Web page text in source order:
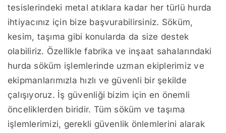
tesislerindeki metal atıklara kadar her türlü hurda
ihtiyacınız için bize başvurabilirsiniz. Söküm,
kesim, taşıma gibi konularda da size destek
olabiliriz. Özellikle fabrika ve inşaat sahalarındaki
hurda söküm işlemlerinde uzman ekiplerimiz ve
ekipmanlarımızla hızlı ve güvenli bir şekilde
çalışıyoruz. İş güvenliği bizim için en önemli
önceliklerden biridir. Tüm söküm ve taşıma
işlemlerimizi, gerekli güvenlik önlemlerini alarak